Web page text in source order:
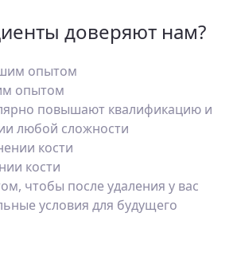
доверяют нам?
опытом
повышают квалификацию и
любой сложности
кости
чтобы после удаления у вас
условия для будущего